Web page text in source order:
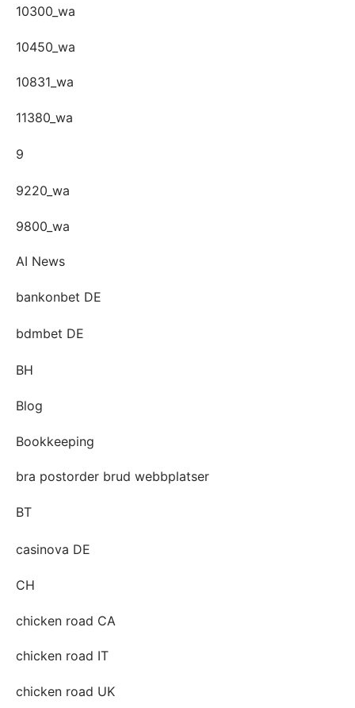
10300_wa
10450_wa
10831_wa
11380_wa
9
9220_wa
9800_wa
AI News
bankonbet DE
bdmbet DE
BH
Blog
Bookkeeping
bra postorder brud webbplatser
BT
casinova DE
CH
chicken road CA
chicken road IT
chicken road UK